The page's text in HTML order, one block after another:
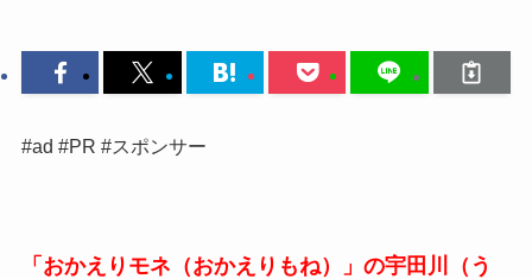
#ad #PR #スポンサー
「おかえりモネ（おかえりもね）」の宇田川（う